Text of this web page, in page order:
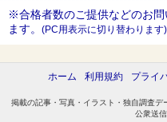
※合格者数のご提供などのお
ます。 (PC用表示に切り替わります)
ホーム 利用規約 プライ
掲載の記事・写真・イラスト・独自調査デ
公衆送